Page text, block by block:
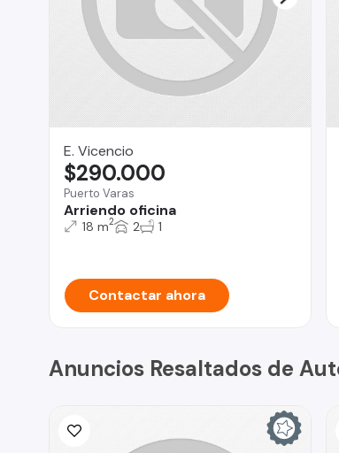
E. Vicencio
Puerto Varas
Arriendo oficina
$290.000
18 m2 2 1
Contactar ahora
Anuncios Resaltados de